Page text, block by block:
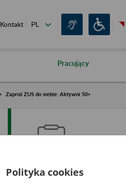
Kontakt
Pracujący
Zaproś ZUS do siebie: Aktywni 50+
Zaproś ZUS
Polityka cookies